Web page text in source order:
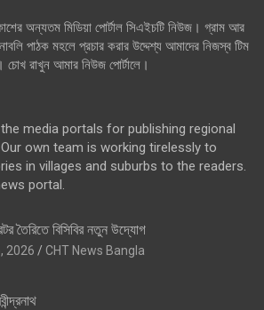
অন্যতম মিডিয়া পোর্টাল সিএইচটি নিউজ। গ্রাম আর
পাঠক মহলে প্রচার করার উদ্দেশ্য আমাদের নিজস্ব টিম
চোখ রাখুন আমার নিউজ পোর্টালে।
media portals for publishing regional
own team is working tirelessly to
in villages and suburbs to the readers.
portal.
তৈরিতে বিসিবির নতুন উদ্যোগ
2026 CHT News Bangla